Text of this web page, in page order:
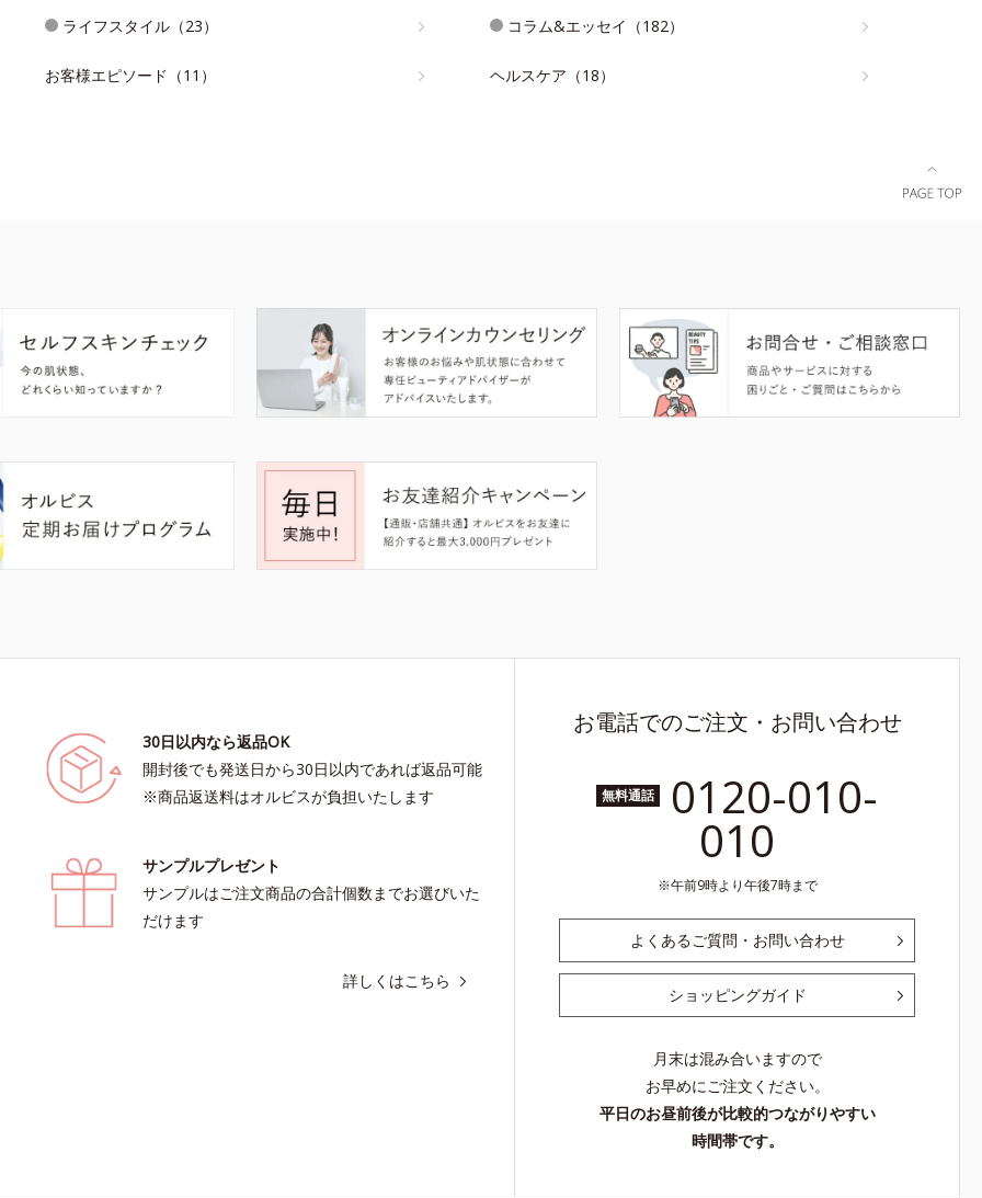
ライフスタイル（23） コラム&エッセイ（182）
お客様エピソード（11） ヘルスケア（18）
30日以内なら返品OK
開封後でも発送日から30日以内であれば返品可能
※商品返送料はオルビスが負担いたします
サンプルプレゼント
サンプルはご注文商品の合計個数までお選びいた
だけます
詳しくはこちら
お電話でのご注文・お問い合わせ
無料通話 0120-010-
010
午前9時より午後7時まで
よくあるご質問・お問い合わせ
ショッピングガイド
月末は混み合いますので
お早めにご注文ください。
平日のお昼前後が比較的つながりやすい
時間帯です。